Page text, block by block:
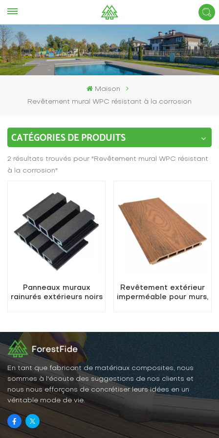
Maison
Revêtement mural WPC résistant à la corrosion
CATÉGORIES DE PRODUITS
2 résultats trouvés pour "Revêtement mural WPC résistant
à la corrosion"
Panneaux muraux
rainurés extérieurs noirs
Revêtement extérieur
imperméable pour murs,
En tant que fabricant de matériaux composites, nous
sommes à l'écoute des suggestions de nos clients et
nous nous efforçons de concrétiser leurs idées en un
véritable mode de vie.